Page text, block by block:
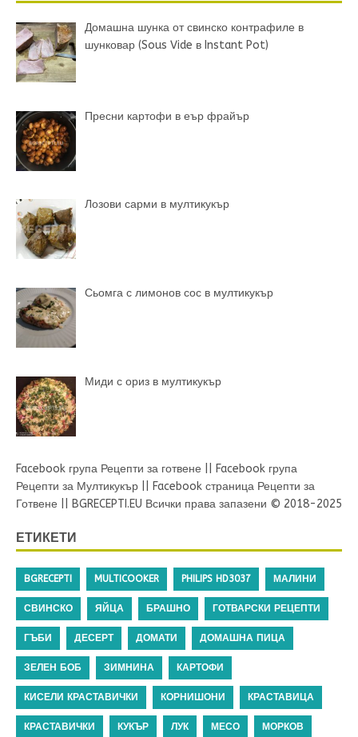
Домашна шунка от свинско контрафиле в
шунковар (Sous Vide в Instant Pot)
Пресни картофи в еър фрайър
Лозови сарми в мултикукър
Сьомга с лимонов сос в мултикукър
Миди с ориз в мултикукър
Facebook група Рецепти за готвене
Facebook група
Рецепти за Мултикукър
Facebook страница Рецепти за
Готвене
BGRECEPTI.EU Всички права запазени © 2018-2025
ЕТИКЕТИ
BGRECEPTI MULTICOOKER PHILIPS HD3037 МАЛИНИ
СВИНСКО ЯЙЦА БРАШНО ГОТВАРСКИ РЕЦЕПТИ
ГЪБИ ДЕСЕРТ ДОМАТИ ДОМАШНА ПИЦА
ЗЕЛЕН БОБ ЗИМНИНА КАРТОФИ
КИСЕЛИ КРАСТАВИЧКИ КОРНИШОНИ КРАСТАВИЦА
КРАСТАВИЧКИ КУКЪР ЛУК МЕСО МОРКОВ